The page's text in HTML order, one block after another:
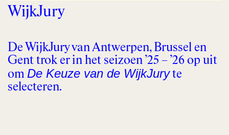
WijkJury
De WijkJury van Antwerpen, Brussel en
Gent trok er in het seizoen ’25 – ’26 op uit
om De Keuze van de WijkJuryte
selecteren.